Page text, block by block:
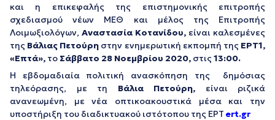
και η επικεφαλής της επιστημονικής επιτροπής
σχεδιασμού νέων ΜΕΘ και μέλος της Επιτροπής
Λοιμωξιολόγων, Αναστασία Κοτανίδου, είναι καλεσμένες
της Βάλιας Πετούρη στην ενημερωτική εκπομπή της ΕΡΤ1,
«Επτά», το Σάββατο 28 Νοεμβρίου 2020, στις13:00.
Η εβδομαδιαία πολιτική ανασκόπηση της δημόσιας
τηλεόρασης, με τη Βάλια Πετούρη, είναι ριζικά
ανανεωμένη, με νέα οπτικοακουστικά μέσα και την
υποστήριξη του διαδικτυακού ιστότοπου της ΕΡΤ ert.gr